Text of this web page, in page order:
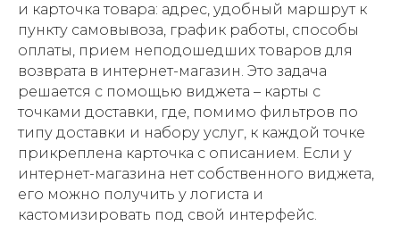
и карточка товара: адрес, удобный маршрут к
пункту самовывоза, график работы, способы
оплаты, прием неподошедших товаров для
возврата в интернет-магазин. Это задача
решается с помощью виджета – карты с
точками доставки, где, помимо фильтров по
типу доставки и набору услуг, к каждой точке
прикреплена карточка с описанием. Если у
интернет-магазина нет собственного виджета,
его можно получить у логиста и
кастомизировать под свой интерфейс.